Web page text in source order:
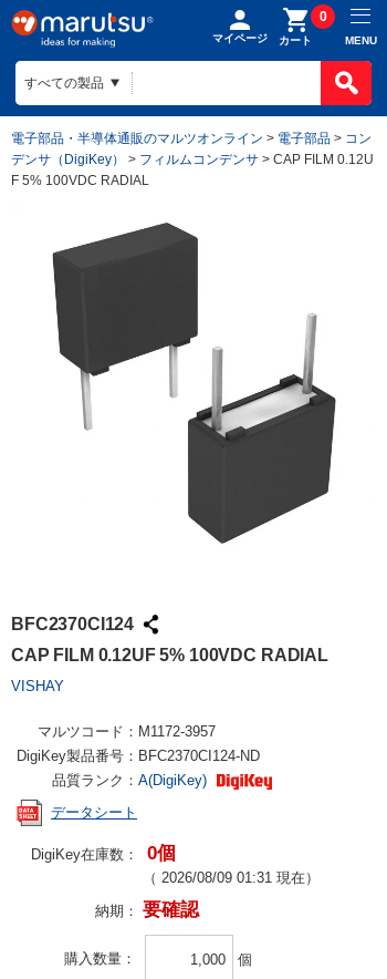
マイページ カート
0
MENU
電子部品・半導体通販のマルツオンライン > 電子部品 > コン
デンサ（DigiKey）
> フィルムコンデンサ > CAP FILM 0.12U
F 5% 100VDC RADIAL
BFC2370CI124
CAP FILM 0.12UF 5% 100VDC RADIAL
VISHAY
マルツコード： M1172-3957
DigiKey製品番号： BFC2370CI124-ND
品質ランク： A(DigiKey)
データシート
DigiKey在庫数： 0個
（ 2026/08/09 01:31 現在）
納期： 要確認
購入数量 個